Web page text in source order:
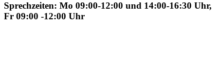
Sprechzeiten: Mo 09:00-12:00 und 14:00-16:30 Uhr,
Fr 09:00 -12:00 Uhr